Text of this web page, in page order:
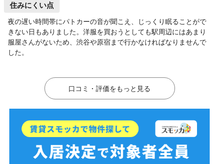
住みにくい点
夜の遅い時間帯にパトカーの音が聞こえ、じっくり眠ることがで
きない日もありました。洋服を買おうとしても駅周辺にはあまり
服屋さんがないため、渋谷や原宿まで行かなければなりませんで
した。
口コミ・評価をもっと見る